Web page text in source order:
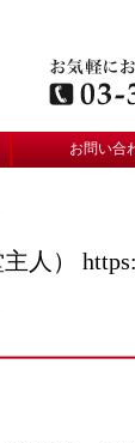
お問い合
人）